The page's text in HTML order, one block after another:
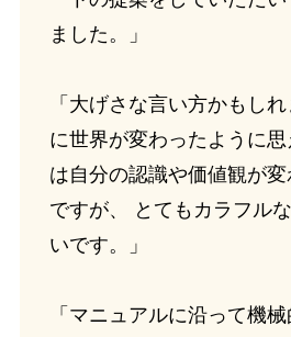
ました。」
「大げさな言い方かもし
に世界が変わったように
は自分の認識や価値観が
ですが、 とてもカラフル
いです。」
「マニュアルに沿って機